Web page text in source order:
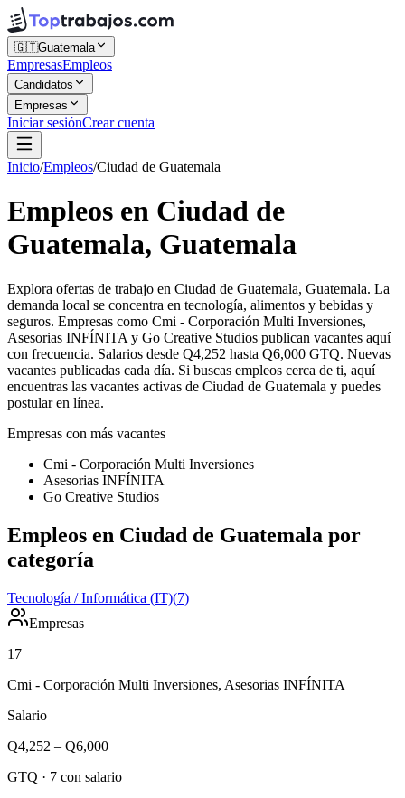
🇬🇹Guatemala
EmpresasEmpleos
Candidatos
Empresas
Iniciar sesiónCrear cuenta
Inicio/Empleos/Ciudad de Guatemala
Empleos en Ciudad de
Guatemala, Guatemala
Explora ofertas de trabajo en Ciudad de Guatemala, Guatemala. La
demanda local se concentra en tecnología, alimentos y bebidas y
seguros. Empresas como Cmi - Corporación Multi Inversiones,
Asesorias INFÍNITA y Go Creative Studios publican vacantes aquí
con frecuencia. Salarios desde Q4,252 hasta Q6,000 GTQ. Nuevas
vacantes publicadas cada día. Si buscas empleos cerca de ti, aquí
encuentras las vacantes activas de Ciudad de Guatemala y puedes
postular en línea.
Empresas con más vacantes
Cmi - Corporación Multi Inversiones
Asesorias INFÍNITA
Go Creative Studios
Empleos en Ciudad de Guatemala por
categoría
Tecnología / Informática (IT)(7)
Empresas
17
Cmi - Corporación Multi Inversiones, Asesorias INFÍNITA
Salario
Q4,252 – Q6,000
GTQ · 7 con salario